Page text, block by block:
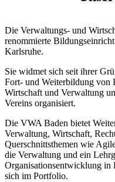
Die Verwaltungs- und
renommierte
Karlsruhe.
Sie widmet sich seit ihrer
Fort- und Weiterbildung von
Wirtschaft und Verwaltung
Vereins organisiert.
Die VWA Baden bietet
Verwaltung, Wirtschaft,
Querschnittsthemen wie
die Verwaltung und ein
Organisationsentwicklung
sich im Portfolio.